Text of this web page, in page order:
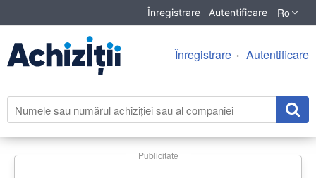
Înregistrare Autentificare Ro
Înregistrare Autentificare
Publicitate